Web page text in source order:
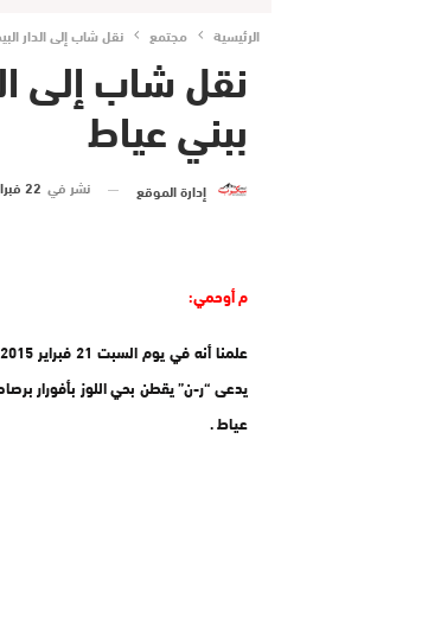
الرئيسية مجتمع نقل شاب إلى الدار
نقل شاب إلى
ببني عياط
إدارة الموقع نشر في 22 فبراير 2015 الساعة 5 و 32 دقيقة
م أوحمي:
يدعى “ر-ن” يقطن بحي اللوز بأفورار
عياط .